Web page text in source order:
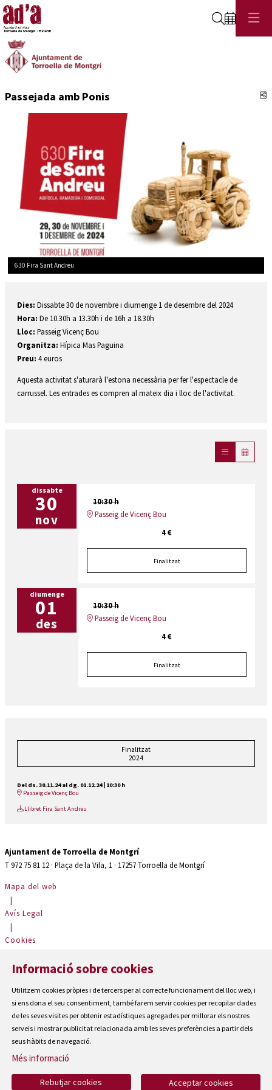
Cerca
Passejada amb Ponis
630 Fira Sant Andreu
Dies: Dissabte 30 de novembre i diumenge 1 de desembre del 2024
Hora: De 10.30h a 13.30h i de 16h a 18.30h
Lloc: Passeig Vicenç Bou
Organitza: Hípica Mas Paguina
Preu: 4 euros
Aquesta activitat s'aturarà l'estona necessària per fer l'espectacle de
carrussel. Les entrades es compren al mateix dia i lloc de l'activitat.
dissabte
30
nov
10:30 h
Passeig de Vicenç Bou
4 €
Finalitzat
diumenge
01
des
10:30 h
Passeig de Vicenç Bou
4 €
Finalitzat
Finalitzat
2024
Del ds. 30.11.24al dg. 01.12.24| 10:30 h
Passeig de Vicenç Bou
Llibret Fira Sant Andreu
Ajuntament de Torroella de Montgrí
T 972 75 81 12 · Plaça de la Vila, 1 · 17257 Torroella de Montgrí
Mapa del web
|
Avís Legal
|
Cookies
Contactar
Accessibilitat
Informació sobre cookies
Utilitzem cookies pròpies i de tercers per al correcte funcionament del lloc web, i
si ens dona el seu consentiment, també farem servir cookies per recopilar dades
de les seves visites per obtenir estadístiques agregades per millorar els nostres
serveis i mostrar publicitat relacionada amb les seves preferències a partir dels
seus hàbits de navegació.
Més informació
Acceptar cookies
Rebutjar cookies